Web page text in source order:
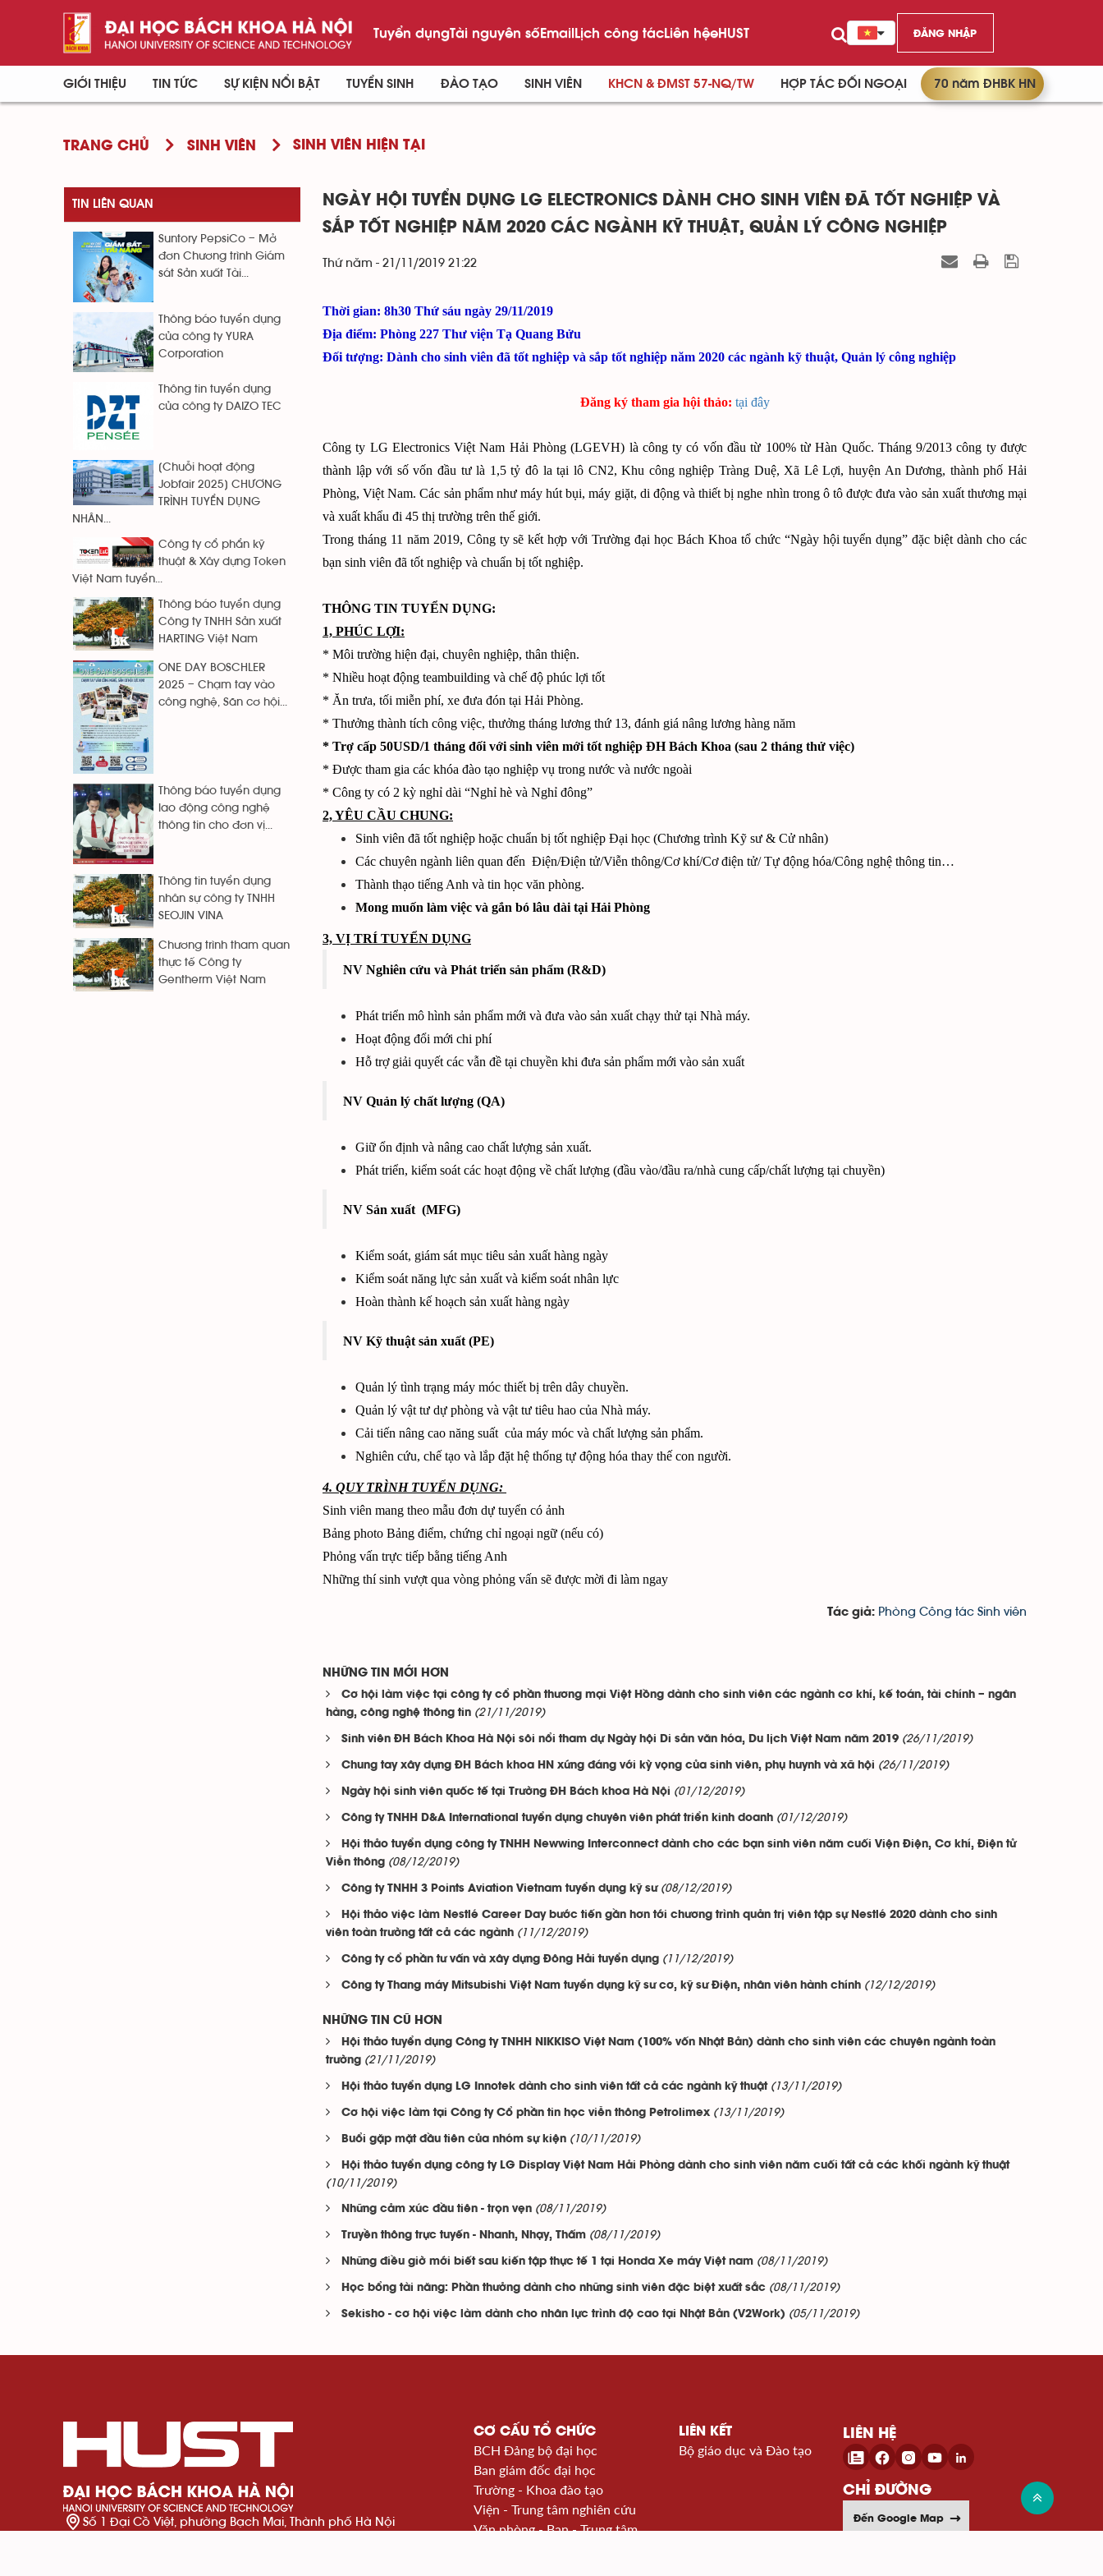
Tuyển dụngTài nguyên sốEmailLịch công tácLiên hệeHUST ĐĂNG NHẬP
GIỚI THIỆU TIN TỨC SỰ KIỆN NỔI BẬT TUYỂN SINH ĐÀO TẠO SINH VIÊN KHCN & ĐMST 57-NQ/TW HỢP TÁC ĐỐI NGOẠI 70 năm ĐHBK HN
TRANG CHỦ SINH VIÊN SINH VIÊN HIỆN TẠI
NGÀY HỘI TUYỂN DỤNG LG ELECTRONICS DÀNH CHO SINH VIÊN ĐÃ TỐT NGHIỆP VÀ
SẮP TỐT NGHIỆP NĂM 2020 CÁC NGÀNH KỸ THUẬT, QUẢN LÝ CÔNG NGHIỆP
Thứ năm - 21/11/2019 21:22
Thời gian: 8h30 Thứ sáu ngày 29/11/2019
Địa điểm: Phòng 227 Thư viện Tạ Quang Bửu
Đối tượng: Dành cho sinh viên đã tốt nghiệp và sắp tốt nghiệp năm 2020 các ngành kỹ thuật, Quản lý công nghiệp
Đăng ký tham gia hội thảo: tại đây
Công ty LG Electronics Việt Nam Hải Phòng (LGEVH) là công ty có vốn đầu từ 100% từ Hàn Quốc. Tháng 9/2013 công ty được
thành lập với số vốn đầu tư là 1,5 tỷ đô la tại lô CN2, Khu công nghiệp Tràng Duệ, Xã Lê Lợi, huyện An Dương, thành phố Hải
Phòng, Việt Nam. Các sản phẩm như máy hút bụi, máy giặt, di động và thiết bị nghe nhìn trong ô tô được đưa vào sản xuất thương mại
và xuất khẩu đi 45 thị trường trên thế giới.
Trong tháng 11 năm 2019, Công ty sẽ kết hợp với Trường đại học Bách Khoa tổ chức “Ngày hội tuyển dụng” đặc biệt dành cho các
bạn sinh viên đã tốt nghiệp và chuẩn bị tốt nghiệp.
THÔNG TIN TUYỂN DỤNG:
1, PHÚC LỢI:
* Môi trường hiện đại, chuyên nghiệp, thân thiện.
* Nhiều hoạt động teambuilding và chế độ phúc lợi tốt
* Ăn trưa, tối miễn phí, xe đưa đón tại Hải Phòng.
* Thưởng thành tích công việc, thưởng tháng lương thứ 13, đánh giá nâng lương hàng năm
* Trợ cấp 50USD/1 tháng đối với sinh viên mới tốt nghiệp ĐH Bách Khoa (sau 2 tháng thử việc)
* Được tham gia các khóa đào tạo nghiệp vụ trong nước và nước ngoài
* Công ty có 2 kỳ nghỉ dài “Nghỉ hè và Nghỉ đông”
2, YÊU CẦU CHUNG:
Sinh viên đã tốt nghiệp hoặc chuẩn bị tốt nghiệp Đại học (Chương trình Kỹ sư & Cử nhân)
Các chuyên ngành liên quan đến Điện/Điện tử/Viễn thông/Cơ khí/Cơ điện tử/ Tự động hóa/Công nghệ thông tin…
Thành thạo tiếng Anh và tin học văn phòng.
Mong muốn làm việc và gắn bó lâu dài tại Hải Phòng
3, VỊ TRÍ TUYỂN DỤNG
NV Nghiên cứu và Phát triển sản phẩm (R&D)
Phát triển mô hình sản phẩm mới và đưa vào sản xuất chạy thử tại Nhà máy.
Hoạt động đổi mới chi phí
Hỗ trợ giải quyết các vẫn đề tại chuyền khi đưa sản phẩm mới vào sản xuất
NV Quản lý chất lượng (QA)
Giữ ổn định và nâng cao chất lượng sản xuất.
Phát triển, kiểm soát các hoạt động về chất lượng (đầu vào/đầu ra/nhà cung cấp/chất lượng tại chuyền)
NV Sản xuất (MFG)
Kiểm soát, giám sát mục tiêu sản xuất hàng ngày
Kiểm soát năng lực sản xuất và kiểm soát nhân lực
Hoàn thành kế hoạch sản xuất hàng ngày
NV Kỹ thuật sản xuất (PE)
Quản lý tình trạng máy móc thiết bị trên dây chuyền.
Quản lý vật tư dự phòng và vật tư tiêu hao của Nhà máy.
Cải tiến nâng cao năng suất của máy móc và chất lượng sản phẩm.
Nghiên cứu, chế tạo và lắp đặt hệ thống tự động hóa thay thế con người.
4. QUY TRÌNH TUYỂN DỤNG:
Sinh viên mang theo mẫu đơn dự tuyển có ảnh
Bảng photo Bảng điểm, chứng chỉ ngoại ngữ (nếu có)
Phỏng vấn trực tiếp bằng tiếng Anh
Những thí sinh vượt qua vòng phỏng vấn sẽ được mời đi làm ngay
Tác giả: Phòng Công tác Sinh viên
NHỮNG TIN MỚI HƠN
Cơ hội làm việc tại công ty cổ phần thương mại Việt Hồng dành cho sinh viên các ngành cơ khí, kế toán, tài chính – ngân
hàng, công nghệ thông tin (21/11/2019)
Sinh viên ĐH Bách Khoa Hà Nội sôi nổi tham dự Ngày hội Di sản văn hóa, Du lịch Việt Nam năm 2019 (26/11/2019)
Chung tay xây dựng ĐH Bách khoa HN xứng đáng với kỳ vọng của sinh viên, phụ huynh và xã hội (26/11/2019)
Ngày hội sinh viên quốc tế tại Trường ĐH Bách khoa Hà Nội (01/12/2019)
Công ty TNHH D&A International tuyển dụng chuyên viên phát triển kinh doanh (01/12/2019)
Hội thảo tuyển dụng công ty TNHH Newwing Interconnect dành cho các bạn sinh viên năm cuối Viện Điện, Cơ khí, Điện tử
Viễn thông (08/12/2019)
Công ty TNHH 3 Points Aviation Vietnam tuyển dụng kỹ sư (08/12/2019)
Hội thảo việc làm Nestlé Career Day bước tiến gần hơn tới chương trình quản trị viên tập sự Nestlé 2020 dành cho sinh
viên toàn trường tất cả các ngành (11/12/2019)
Công ty cổ phần tư vấn và xây dựng Đông Hải tuyển dụng (11/12/2019)
Công ty Thang máy Mitsubishi Việt Nam tuyển dụng kỹ sư cơ, kỹ sư Điện, nhân viên hành chính (12/12/2019)
NHỮNG TIN CŨ HƠN
Hội thảo tuyển dụng Công ty TNHH NIKKISO Việt Nam (100% vốn Nhật Bản) dành cho sinh viên các chuyên ngành toàn
trường (21/11/2019)
Hội thảo tuyển dụng LG Innotek dành cho sinh viên tất cả các ngành kỹ thuật (13/11/2019)
Cơ hội việc làm tại Công ty Cổ phần tin học viễn thông Petrolimex (13/11/2019)
Buổi gặp mặt đầu tiên của nhóm sự kiện (10/11/2019)
Hội thảo tuyển dụng công ty LG Display Việt Nam Hải Phòng dành cho sinh viên năm cuối tất cả các khối ngành kỹ thuật
(10/11/2019)
Những cảm xúc đầu tiên - trọn vẹn (08/11/2019)
Truyền thông trực tuyến - Nhanh, Nhạy, Thấm (08/11/2019)
Những điều giờ mới biết sau kiến tập thực tế 1 tại Honda Xe máy Việt nam (08/11/2019)
Học bổng tài năng: Phần thưởng dành cho những sinh viên đặc biệt xuất sắc (08/11/2019)
Sekisho - cơ hội việc làm dành cho nhân lực trình độ cao tại Nhật Bản (V2Work) (05/11/2019)
TIN LIÊN QUAN
Suntory PepsiCo – Mở
đơn Chương trình Giám
sát Sản xuất Tài...
Thông báo tuyển dụng
của công ty YURA
Corporation
Thông tin tuyển dụng
của công ty DAIZO TEC
[Chuỗi hoạt động
Jobfair 2025] CHƯƠNG
TRÌNH TUYỂN DỤNG
NHÂN...
Công ty cổ phẩn kỹ
thuật & Xây dựng Token
Việt Nam tuyển...
Thông báo tuyển dụng
Công ty TNHH Sản xuất
HARTING Việt Nam
ONE DAY BOSCHLER
2025 – Chạm tay vào
công nghệ, Săn cơ hội...
Thông báo tuyển dụng
lao động công nghệ
thông tin cho đơn vị...
Thông tin tuyển dụng
nhân sự công ty TNHH
SEOJIN VINA
Chương trình tham quan
thực tế Công ty
Gentherm Việt Nam
Số 1 Đại Cồ Việt, phường Bạch Mai, Thành phố Hà Nội
CƠ CẤU TỔ CHỨC
BCH Đảng bộ đại học
Ban giám đốc đại học
Trường - Khoa đào tạo
Viện - Trung tâm nghiên cứu
Văn phòng - Ban - Trung tâm
LIÊN KẾT
Bộ giáo dục và Đào tạo
LIÊN HỆ
CHỈ ĐƯỜNG
Đến Google Map